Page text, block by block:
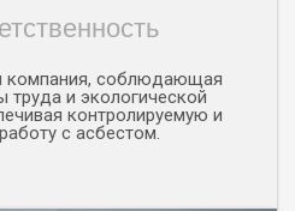
компания, соблюдающая
труда и экологической
контролируемую и
с асбестом.